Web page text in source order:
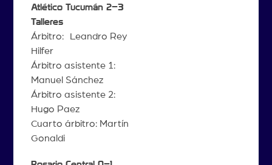
Atlético Tucumán 2–3
Talleres
Árbitro: Leandro Rey
Hilfer
Árbitro asistente 1:
Manuel Sánchez
Árbitro asistente 2:
Hugo Paez
Cuarto árbitro: Martín
Gonaldi